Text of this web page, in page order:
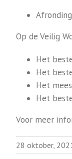
Op de Veilig
Het
Het
Het
Het
Voor meer
28 oktober,